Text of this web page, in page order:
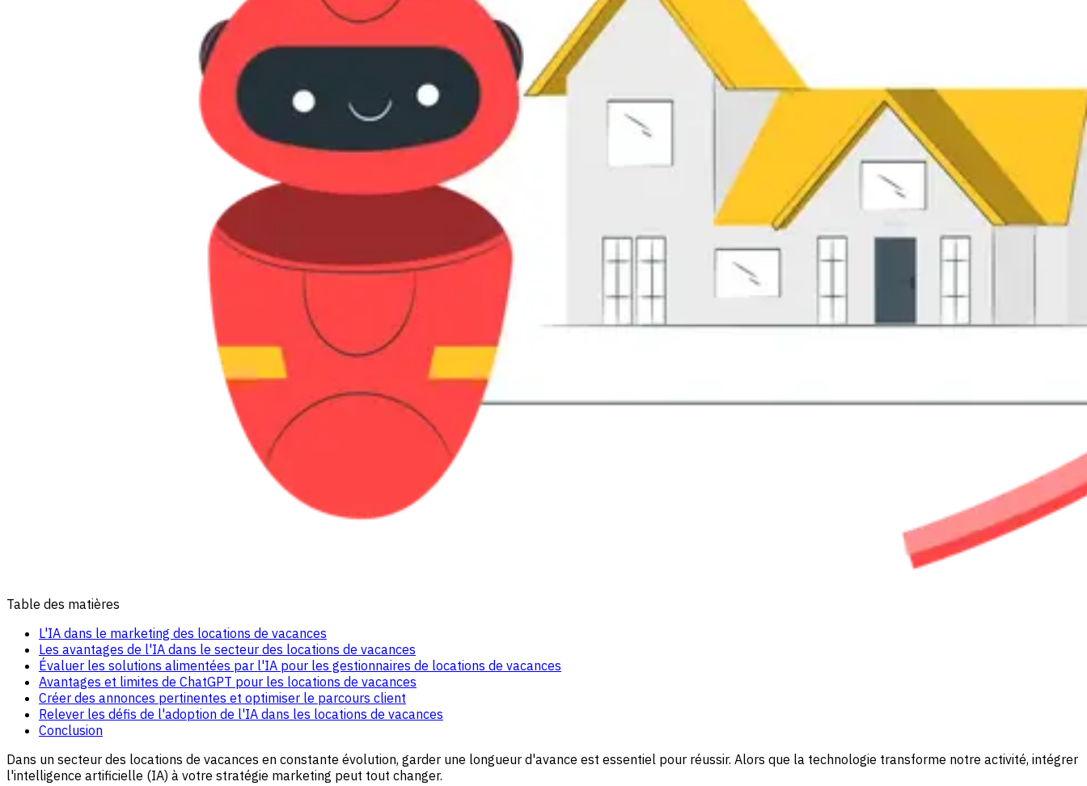
Table des matières
L'IA dans le marketing des locations de vacances
Les avantages de l'IA dans le secteur des locations de vacances
Évaluer les solutions alimentées par l'IA pour les gestionnaires de locations de vacances
Avantages et limites de ChatGPT pour les locations de vacances
Créer des annonces pertinentes et optimiser le parcours client
Relever les défis de l'adoption de l'IA dans les locations de vacances
Conclusion
Dans un secteur des locations de vacances en constante évolution, garder une longueur d'avance est essentiel pour réussir. Alors que la technologie transforme notre activité, intégrer
l'intelligence artificielle (IA) à votre stratégie marketing peut tout changer.